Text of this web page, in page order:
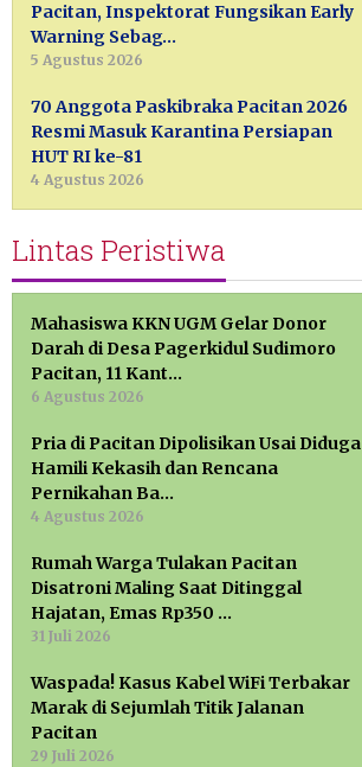
Pacitan, Inspektorat Fungsikan Early
Warning Sebag…
5 Agustus 2026
70 Anggota Paskibraka Pacitan 2026
Resmi Masuk Karantina Persiapan
HUT RI ke-81
4 Agustus 2026
Lintas Peristiwa
Mahasiswa KKN UGM Gelar Donor
Darah di Desa Pagerkidul Sudimoro
Pacitan, 11 Kant…
6 Agustus 2026
Pria di Pacitan Dipolisikan Usai Diduga
Hamili Kekasih dan Rencana
Pernikahan Ba…
4 Agustus 2026
Rumah Warga Tulakan Pacitan
Disatroni Maling Saat Ditinggal
Hajatan, Emas Rp350 …
31 Juli 2026
Waspada! Kasus Kabel WiFi Terbakar
Marak di Sejumlah Titik Jalanan
Pacitan
29 Juli 2026